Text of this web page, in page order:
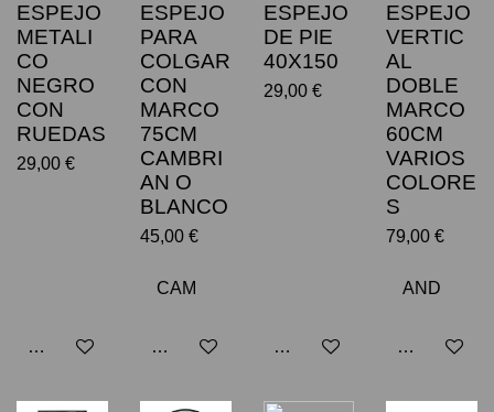
ESPEJO
METALI
CO
NEGRO
CON
RUEDAS
29,00 €
Añadir al carrito
ESPEJO
PARA
COLGAR
CON
MARCO
75CM
CAMBRI
AN O
BLANCO
45,00 €
Añadir al carrito
ESPEJO
DE PIE
40X150
29,00 €
Añadir al carrito
ESPEJO
VERTIC
AL
DOBLE
MARCO
60CM
VARIOS
COLORE
S
79,00 €
Añadir al